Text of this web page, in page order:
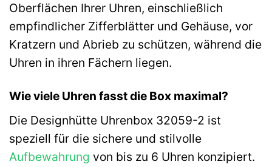
Oberflächen Ihrer Uhren, einschließlich
empfindlicher Zifferblätter und Gehäuse, vor
Kratzern und Abrieb zu schützen, während die
Uhren in ihren Fächern liegen.
Wie viele Uhren fasst die Box maximal?
Die Designhütte Uhrenbox 32059-2 ist
speziell für die sichere und stilvolle
Aufbewahrung von bis zu 6 Uhren konzipiert.